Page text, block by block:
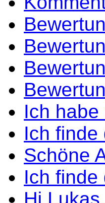
Ich
Ich finde
Schöne
Ich finde